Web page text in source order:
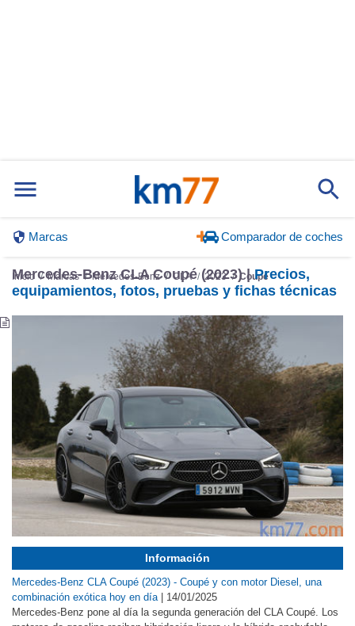
Marcas Comparador de coches
Inicio Marcas Mercedes-Benz CLA 2023 Coupé
Mercedes-Benz CLA Coupé (2023) |Precios,
equipamientos, fotos, pruebas y fichas técnicas
Información
Mercedes-Benz CLA Coupé (2023) - Coupé y con motor Diesel, una
combinación exótica hoy en día
14/01/2025
Mercedes-Benz pone al día la segunda generación del CLA Coupé. Los